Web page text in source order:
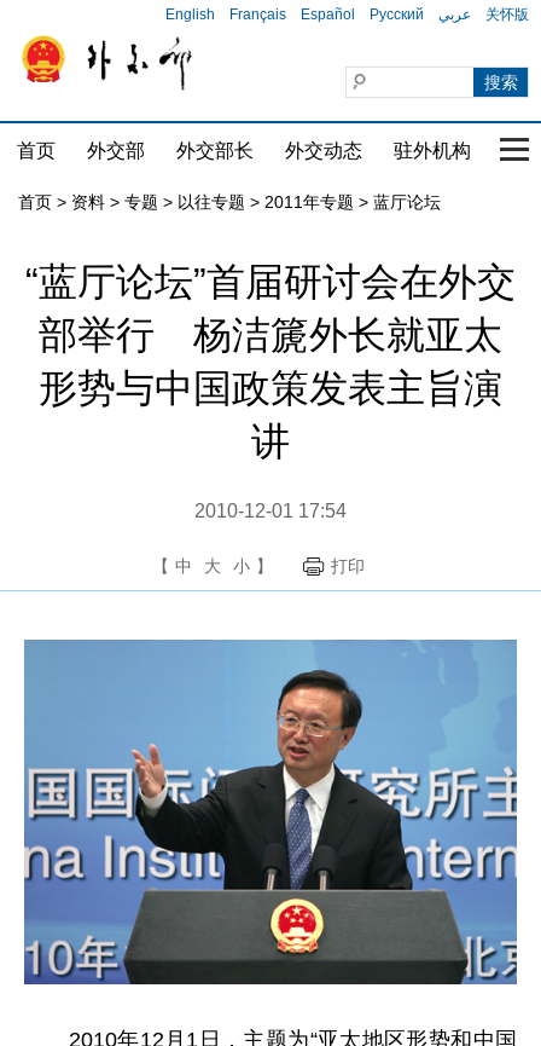
English Français Español Русский عربي 关怀版
首页 外交部 外交部长 外交动态 驻外机构 国
首页 > 资料 > 专题 > 以往专题 > 2011年专题 > 蓝厅论坛
“蓝厅论坛”首届研讨会在外交
部举行 杨洁篪外长就亚太
形势与中国政策发表主旨演
讲
2010-12-01 17:54
【 中 大 小 】 打印
2010年12月1日，主题为“亚太地区形势和中国